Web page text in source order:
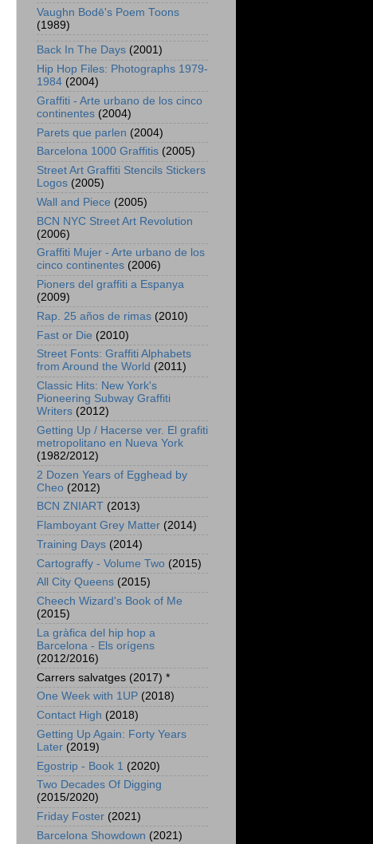
Vaughn Bodē's Poem Toons
(1989)
Back In The Days (2001)
Hip Hop Files: Photographs 1979-
1984 (2004)
Graffiti - Arte urbano de los cinco
continentes (2004)
Parets que parlen (2004)
Barcelona 1000 Graffitis (2005)
Street Art Graffiti Stencils Stickers
Logos (2005)
Wall and Piece (2005)
BCN NYC Street Art Revolution
(2006)
Graffiti Mujer - Arte urbano de los
cinco continentes (2006)
Pioners del graffiti a Espanya
(2009)
Rap. 25 años de rimas (2010)
Fast or Die (2010)
Street Fonts: Graffiti Alphabets
from Around the World (2011)
Classic Hits: New York's
Pioneering Subway Graffiti
Writers (2012)
Getting Up / Hacerse ver. El grafiti
metropolitano en Nueva York
(1982/2012)
2 Dozen Years of Egghead by
Cheo (2012)
BCN ZNIART (2013)
Flamboyant Grey Matter (2014)
Training Days (2014)
Cartograffy - Volume Two (2015)
All City Queens (2015)
Cheech Wizard's Book of Me
(2015)
La gràfica del hip hop a
Barcelona - Els orígens
(2012/2016)
Carrers salvatges (2017) *
One Week with 1UP (2018)
Contact High (2018)
Getting Up Again: Forty Years
Later (2019)
Egostrip - Book 1 (2020)
Two Decades Of Digging
(2015/2020)
Friday Foster (2021)
Barcelona Showdown (2021)